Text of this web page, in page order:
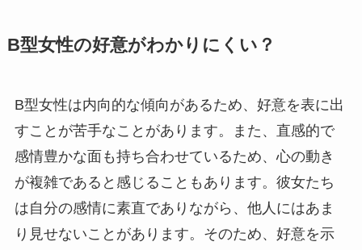
B型女性の好意がわかりにくい？
B型女性は内向的な傾向があるため、好意を表に出
すことが苦手なことがあります。また、直感的で
感情豊かな面も持ち合わせているため、心の動き
が複雑であると感じることもあります。彼女たち
は自分の感情に素直でありながら、他人にはあま
り見せないことがあります。そのため、好意を示